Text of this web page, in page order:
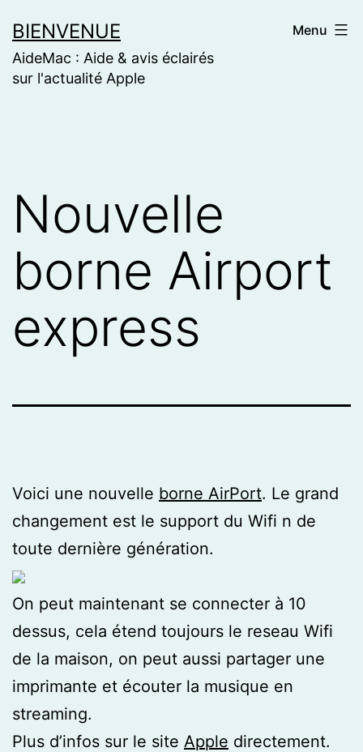
to
content
BIENVENUE
AideMac : Aide & avis éclairés
sur l'actualité Apple
Menu
Nouvelle
borne Airport
express
Voici une nouvelle borne AirPort. Le grand
changement est le support du Wifi n de
toute dernière génération.
On peut maintenant se connecter à 10
dessus, cela étend toujours le reseau Wifi
de la maison, on peut aussi partager une
imprimante et écouter la musique en
streaming.
Plus d’infos sur le site Apple directement.